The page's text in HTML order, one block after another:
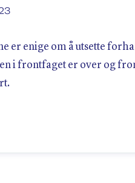
er enige om å utsette
i frontfaget er over og